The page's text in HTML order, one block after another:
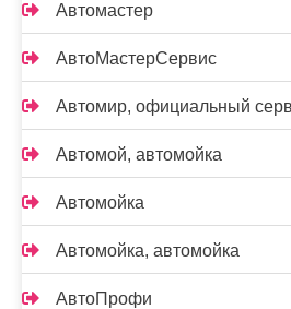
Автомастер
АвтоМастерСервис
Автомир, официальный
Автомой, автомойка
Автомойка
Автомойка, автомойка
АвтоПрофи